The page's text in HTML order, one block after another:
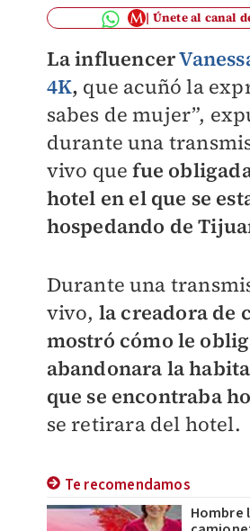
Únete al canal
La influencer
4K, que acuñó la
sabes de mujer”,
durante una
vivo que fue
hotel en el que se
hospedando de
Durante una
vivo, la creadora de
mostró cómo le
abandonara la
que se encontraba
se retirara del hotel.
Te recomendamos
Hombre